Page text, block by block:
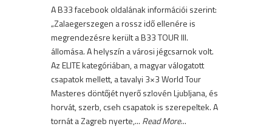
A B33 facebook oldalának információi szerint:
„Zalaegerszegen a rossz idő ellenére is
megrendezésre került a B33 TOUR III.
állomása. A helyszín a városi jégcsarnok volt.
Az ELITE kategóriában, a magyar válogatott
csapatok mellett, a tavalyi 3×3 World Tour
Masteres döntőjét nyerő szlovén Ljubljana, és
horvát, szerb, cseh csapatok is szerepeltek. A
tornát a Zagreb nyerte,... Read More...